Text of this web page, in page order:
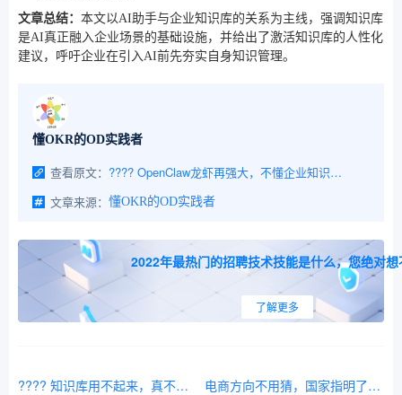
文章总结： 本文以AI助手与企业知识库的关系为主线，强调知识库
是AI真正融入企业场景的基础设施，并给出了激活知识库的人性化
建议，呼吁企业在引入AI前先夯实自身知识管理。
懂OKR的OD实践者
查看原文：
???? OpenClaw龙虾再强大，不懂企业知识也白搭
文章来源： 懂OKR的OD实践者
2022年最热门的招聘技术技能是什么，您绝对想
了解更多
???? 知识库用不起来，真不是技术的事
电商方向不用猜，国家指明了：AI+电商是真风口